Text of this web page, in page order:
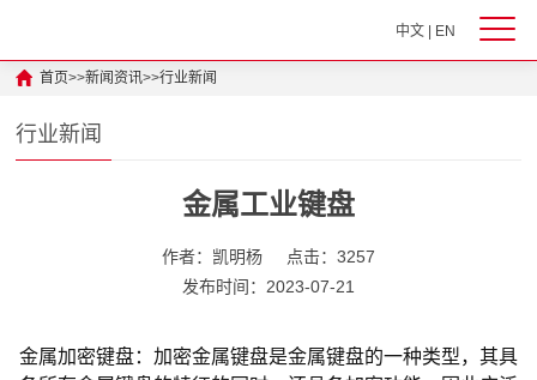
中文| EN
首页>>新闻资讯>>行业新闻
行业新闻
金属工业键盘
作者：凯明杨
点击：3257
发布时间：2023-07-21
金属加密键盘：加密金属键盘是金属键盘的一种类型，其具